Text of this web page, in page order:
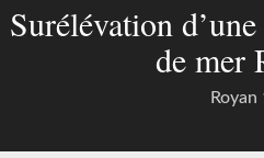
Surélévation
de mer
Royan